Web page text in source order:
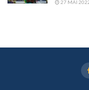
27 MAI